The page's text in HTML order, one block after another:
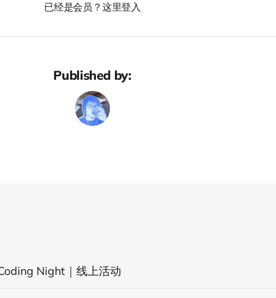
已经是会员？这里登入
Published by:
Night｜线上活动